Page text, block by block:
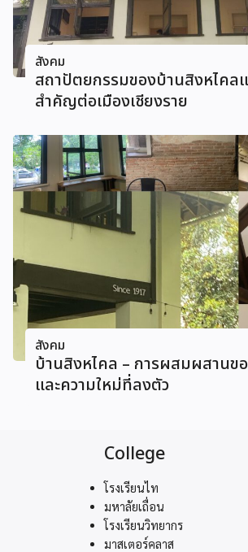
สังคม
สถาปัตยกรรมของบ้านสิงหไคล
สำคัญต่อเมืองเชียงราย
สังคม
บ้านสิงหไคล – การผสมผสานข
และความใหม่ที่ลงตัว
College
โรงเรียนไท
มหาลัยเถื่อน
โรงเรียนวิทยากร
มาสเตอร์คลาส